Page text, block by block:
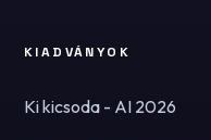
KIADVÁNYOK
Ki kicsoda - AI 2026